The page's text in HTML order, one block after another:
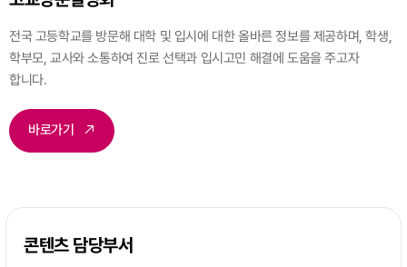
전국 고등학교를 방문해 대학 및 입시에 대한 올바른 정보를 제공하며, 학생,
학부모, 교사와 소통하여 진로 선택과 입시고민 해결에 도움을 주고자
합니다.
바로가기
콘텐츠 담당부서